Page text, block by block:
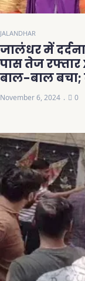
JALANDHAR
जालंधर में
पास तेज रफ्तार
बाल-बाल बचा;
November 6, 2024 0